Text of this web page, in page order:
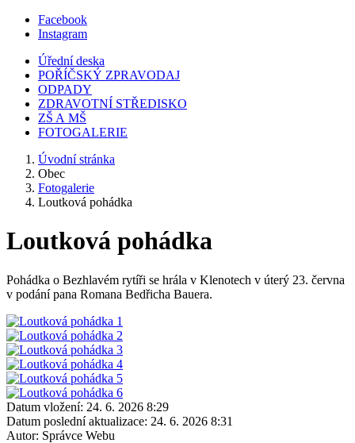
Facebook
Instagram
Úřední deska
POŘÍČSKÝ ZPRAVODAJ
ODPADY
ZDRAVOTNÍ STŘEDISKO
ZŠ A MŠ
FOTOGALERIE
Úvodní stránka
Obec
Fotogalerie
Loutková pohádka
Loutková pohádka
Pohádka o Bezhlavém rytíři se hrála v Klenotech v úterý 23. června
v podání pana Romana Bedřicha Bauera.
Datum vložení: 24. 6. 2026 8:29
Datum poslední aktualizace: 24. 6. 2026 8:31
Autor: Správce Webu